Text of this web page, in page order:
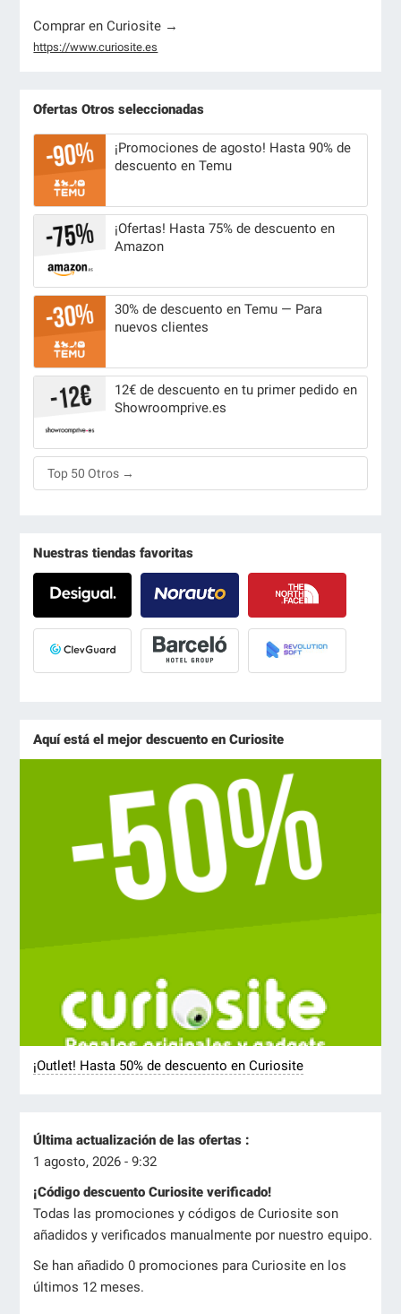
Comprar en Curiosite →
https://www.curiosite.es
Ofertas Otros seleccionadas
¡Promociones de agosto! Hasta 90% de
descuento en Temu
¡Ofertas! Hasta 75% de descuento en
Amazon
30% de descuento en Temu — Para
nuevos clientes
12€ de descuento en tu primer pedido en
Showroomprive.es
Top 50 Otros →
Nuestras tiendas favoritas
Aquí está el mejor descuento en Curiosite
¡Outlet! Hasta 50% de descuento en Curiosite
Última actualización de las ofertas :
1 agosto, 2026 - 9:32
¡Código descuento Curiosite verificado!
Todas las promociones y códigos de Curiosite son
añadidos y verificados manualmente por nuestro equipo.
Se han añadido 0 promociones para Curiosite en los
últimos 12 meses.